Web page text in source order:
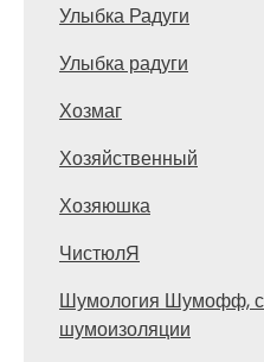
Улыбка Радуги
Улыбка радуги
Хозмаг
Хозяйственный
Хозяюшка
ЧистюлЯ
Шумология Шумофф,
шумоизоляции